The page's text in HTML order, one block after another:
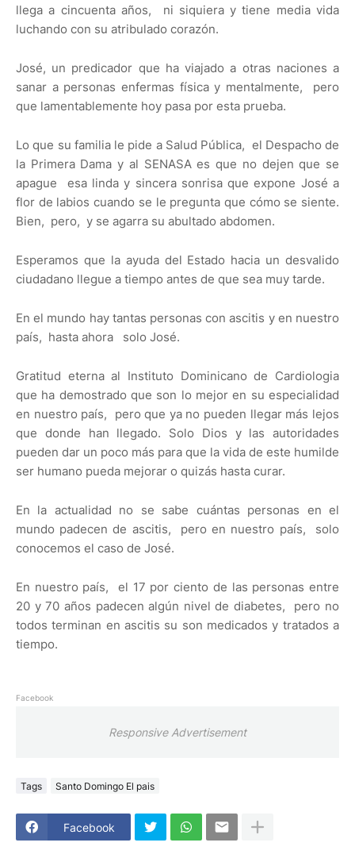
llega a cincuenta años, ni siquiera y tiene media vida
luchando con su atribulado corazón.
José, un predicador que ha viajado a otras naciones a
sanar a personas enfermas física y mentalmente, pero
que lamentablemente hoy pasa por esta prueba.
Lo que su familia le pide a Salud Pública, el Despacho de
la Primera Dama y al SENASA es que no dejen que se
apague esa linda y sincera sonrisa que expone José a
flor de labios cuando se le pregunta que cómo se siente.
Bien, pero, y se agarra su abultado abdomen.
Esperamos que la ayuda del Estado hacia un desvalido
ciudadano llegue a tiempo antes de que sea muy tarde.
En el mundo hay tantas personas con ascitis y en nuestro
país, hasta ahora solo José.
Gratitud eterna al Instituto Dominicano de Cardiologia
que ha demostrado que son lo mejor en su especialidad
en nuestro país, pero que ya no pueden llegar más lejos
que donde han llegado. Solo Dios y las autoridades
pueden dar un poco más para que la vida de este humilde
ser humano pueda mejorar o quizás hasta curar.
En la actualidad no se sabe cuántas personas en el
mundo padecen de ascitis, pero en nuestro país, solo
conocemos el caso de José.
En nuestro país, el 17 por ciento de las personas entre
20 y 70 años padecen algún nivel de diabetes, pero no
todos terminan en ascitis su son medicados y tratados a
tiempo.
Facebook
Responsive Advertisement
Tags Santo Domingo El pais
Facebook